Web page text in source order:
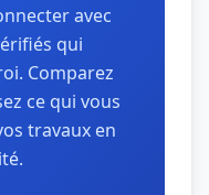
avec
qui
Comparez
ce qui vous
travaux en